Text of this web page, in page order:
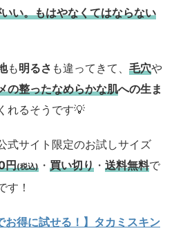
い。もはやなくてはならない
も明るさ も違ってきて、 毛穴や
の整ったなめらかな肌への生ま
れるそうです💡
式サイト限定のお試しサイズ
円(税込) ・ 買い切り ・ 送料無料で
す！
お得に試せる！】タカミスキン